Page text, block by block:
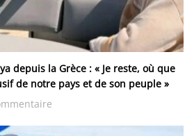
depuis la Grèce : « Je reste, où que
de notre pays et de son peuple »